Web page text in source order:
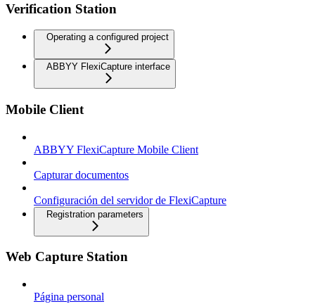
Verification Station
Operating a configured project
ABBYY FlexiCapture interface
Mobile Client
ABBYY FlexiCapture Mobile Client
Capturar documentos
Configuración del servidor de FlexiCapture
Registration parameters
Web Capture Station
Página personal